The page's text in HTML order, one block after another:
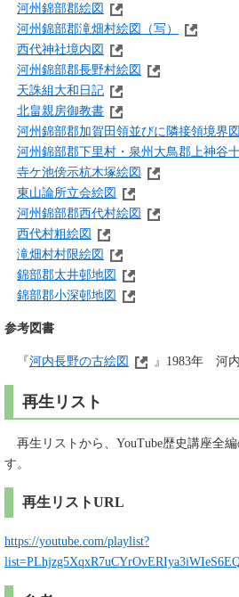
河州錦部郡絵図
河州錦部郡滝畑村絵図（写）
西代神社境内図
河州錦部郡長野村絵図
天誅組大和日記
北畠親房御教書
河州錦部郡加賀田領並びに隣接領境界図
河州錦部郡下里村・泉州大鳥郡上神谷
寺ケ池傍示杭木塚絵図
東山論所立会絵図
河州錦部郡西代村絵図
西代村粗絵図
滝畑村村限絵図
錦部郡太井邨地図
錦部郡小深邨地図
参考図書
『河内長野の古絵図 』1983年 河
再生リスト
再生リストから、YouTube歴史講座全
す。
再生リストURL
https://youtube.com/playlist?